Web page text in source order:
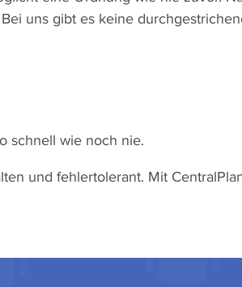
uns gibt es keine
schnell wie noch nie.
und fehlertolerant. Mit